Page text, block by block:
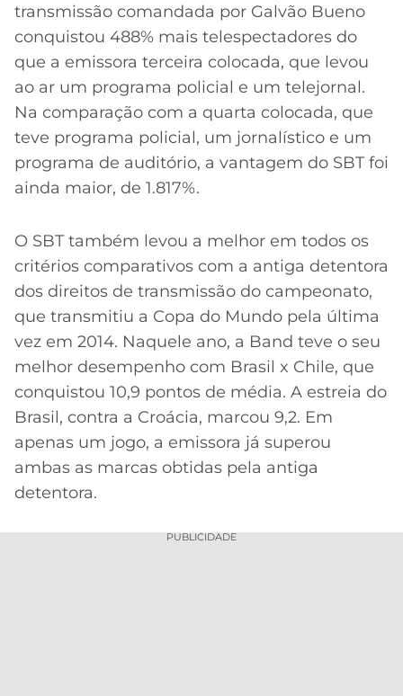
transmissão comandada por Galvão Bueno
conquistou 488% mais telespectadores do
que a emissora terceira colocada, que levou
ao ar um programa policial e um telejornal.
Na comparação com a quarta colocada, que
teve programa policial, um jornalístico e um
programa de auditório, a vantagem do SBT foi
ainda maior, de 1.817%.
O SBT também levou a melhor em todos os
critérios comparativos com a antiga detentora
dos direitos de transmissão do campeonato,
que transmitiu a Copa do Mundo pela última
vez em 2014. Naquele ano, a Band teve o seu
melhor desempenho com Brasil x Chile, que
conquistou 10,9 pontos de média. A estreia do
Brasil, contra a Croácia, marcou 9,2. Em
apenas um jogo, a emissora já superou
ambas as marcas obtidas pela antiga
detentora.
PUBLICIDADE